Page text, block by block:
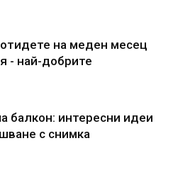
на меден месец
- най-добрите
балкон: интересни идеи
с снимка